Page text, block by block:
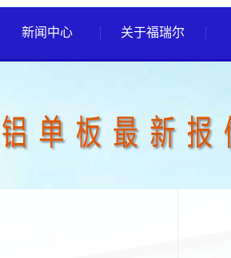
新闻中心 关于福瑞尔